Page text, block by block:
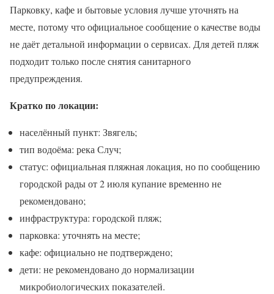
Парковку, кафе и бытовые условия лучше уточнять на
месте, потому что официальное сообщение о качестве воды
не даёт детальной информации о сервисах. Для детей пляж
подходит только после снятия санитарного
предупреждения.
Кратко по локации:
населённый пункт: Звягель;
тип водоёма: река Случ;
статус: официальная пляжная локация, но по сообщению
городской рады от 2 июля купание временно не
рекомендовано;
инфраструктура: городской пляж;
парковка: уточнять на месте;
кафе: официально не подтверждено;
дети: не рекомендовано до нормализации
микробиологических показателей.